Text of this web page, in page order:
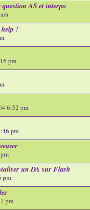
AS et interpo
help !
pm
6:52 pm
pm
un DA sur Flash
pm
pm